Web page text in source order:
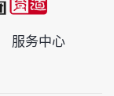
服务中心